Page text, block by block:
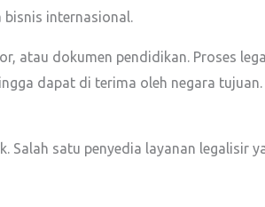
bisnis internasional.
atau dokumen pendidikan. Proses
dapat di terima oleh negara tujuan.
Salah satu penyedia layanan legalisir